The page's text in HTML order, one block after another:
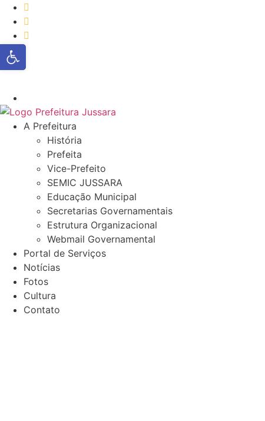
para
conteúdo
A Prefeitura
História
Prefeita
Vice-Prefeito
SEMIC JUSSARA
Educação Municipal
Secretarias Governamentais
Estrutura Organizacional
Webmail Governamental
Portal de Serviços
Notícias
Fotos
Cultura
Contato
Abrir a barra de ferramentas